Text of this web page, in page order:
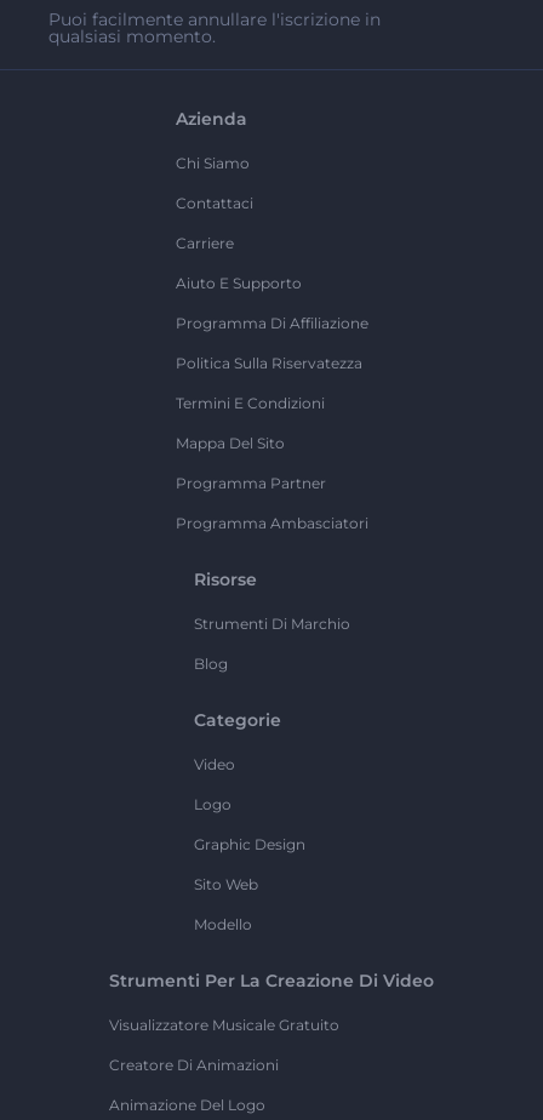
Puoi facilmente annullare l'iscrizione in
qualsiasi momento.
Azienda
Chi Siamo
Contattaci
Carriere
Aiuto E Supporto
Programma Di Affiliazione
Politica Sulla Riservatezza
Termini E Condizioni
Mappa Del Sito
Programma Partner
Programma Ambasciatori
Risorse
Strumenti Di Marchio
Blog
Categorie
Video
Logo
Graphic Design
Sito Web
Modello
Strumenti Per La Creazione Di Video
Visualizzatore Musicale Gratuito
Creatore Di Animazioni
Animazione Del Logo